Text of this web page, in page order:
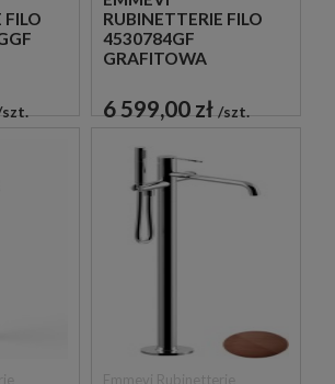
FILO
szt.
RUBINETTERIE FILO
4530784GF
GRAFITOWA
ŚCIENNA KOLUMNA
PRYSZNICOWA
6 599,00 zł szt.